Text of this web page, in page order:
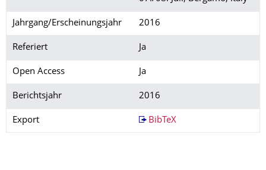
Jahrgang/Erscheinungsjahr 2016
Referiert Ja
Open Access Ja
Berichtsjahr 2016
Export BibTeX